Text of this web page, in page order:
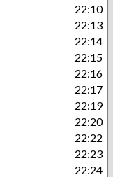
22:10
22:13
22:14
22:15
22:16
22:17
22:19
22:20
22:22
22:23
22:24